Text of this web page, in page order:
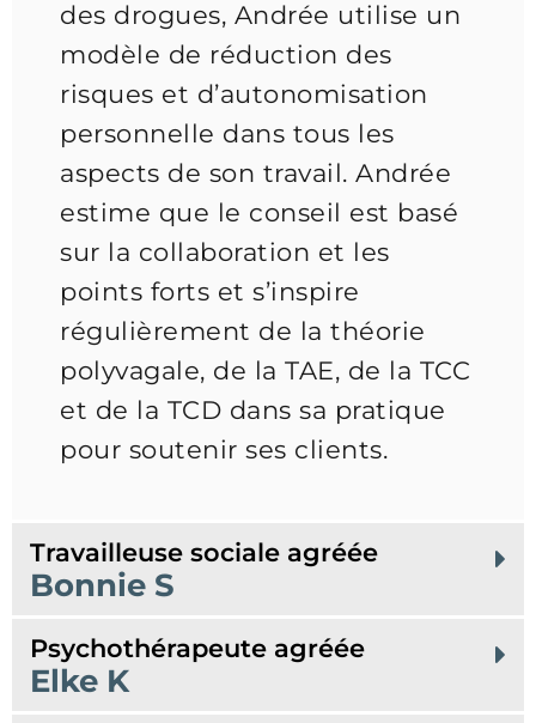
des drogues, Andrée utilise un
modèle de réduction des
risques et d’autonomisation
personnelle dans tous les
aspects de son travail. Andrée
estime que le conseil est basé
sur la collaboration et les
points forts et s’inspire
régulièrement de la théorie
polyvagale, de la TAE, de la TCC
et de la TCD dans sa pratique
pour soutenir ses clients.
Travailleuse sociale agréée
Bonnie S
Psychothérapeute agréée
Elke K